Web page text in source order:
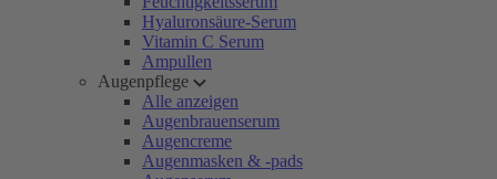
Hyaluronsäure-Serum
Vitamin C Serum
Ampullen
Augenpflege
Alle anzeigen
Augenbrauenserum
Augencreme
Augenmasken & -pads